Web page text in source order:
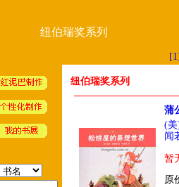
纽伯瑞奖系列
纽伯瑞奖系列
蒲
(
闻
暂
原